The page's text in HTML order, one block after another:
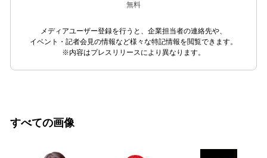
無料
メディアユーザー登録を行うと、企業担当者の連絡先や、
イベント・記者会見の情報など様々な特記情報を閲覧できます。
※内容はプレスリリースにより異なります。
すべての画像